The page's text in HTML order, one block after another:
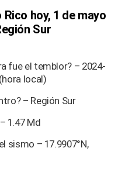
hoy, 1 de mayo
Sur
fue el temblor? – 2024-
local)
– Región Sur
1.47 Md
sismo – 17.9907°N,